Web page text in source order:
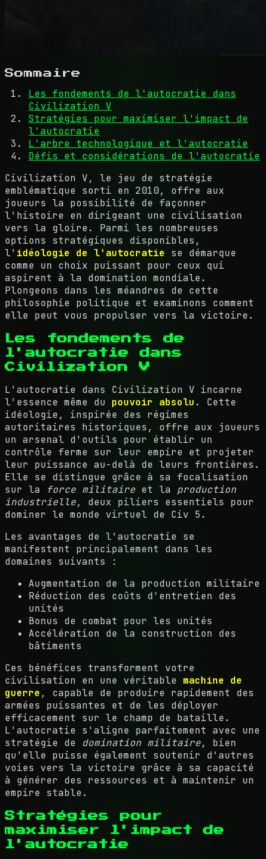
Sommaire
Les fondements de l'autocratie dans
Civilization V
Stratégies pour maximiser l'impact de
l'autocratie
L'arbre technologique et l'autocratie
Défis et considérations de l'autocratie
Civilization V, le jeu de stratégie
emblématique sorti en 2010, offre aux
joueurs la possibilité de façonner
l'histoire en dirigeant une civilisation
vers la gloire. Parmi les nombreuses
options stratégiques disponibles,
l' idéologie de l'autocratie se démarque
comme un choix puissant pour ceux qui
aspirent à la domination mondiale.
Plongeons dans les méandres de cette
philosophie politique et examinons comment
elle peut vous propulser vers la victoire.
Les fondements de
l'autocratie dans
Civilization V
L'autocratie dans Civilization V incarne
l'essence même du pouvoir absolu . Cette
idéologie, inspirée des régimes
autoritaires historiques, offre aux joueurs
un arsenal d'outils pour établir un
contrôle ferme sur leur empire et projeter
leur puissance au-delà de leurs frontières.
Elle se distingue grâce à sa focalisation
sur la force militaire et la production
industrielle, deux piliers essentiels pour
dominer le monde virtuel de Civ 5.
Les avantages de l'autocratie se
manifestent principalement dans les
domaines suivants :
Augmentation de la production militaire
Réduction des coûts d'entretien des
unités
Bonus de combat pour les unités
Accélération de la construction des
bâtiments
Ces bénéfices transforment votre
civilisation en une véritable machine de
guerre , capable de produire rapidement des
armées puissantes et de les déployer
efficacement sur le champ de bataille.
L'autocratie s'aligne parfaitement avec une
stratégie de domination militaire, bien
qu'elle puisse également soutenir d'autres
voies vers la victoire grâce à sa capacité
à générer des ressources et à maintenir un
empire stable.
Stratégies pour
maximiser l'impact de
l'autocratie